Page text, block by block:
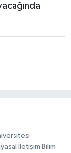
İletişim Bilim